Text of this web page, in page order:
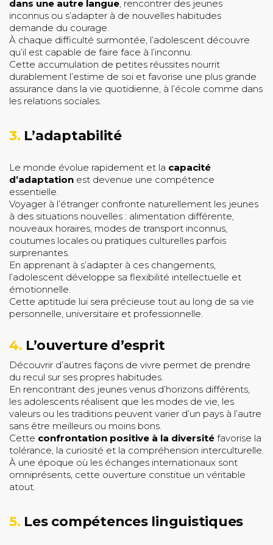
dans une autre langue, rencontrer des jeunes
inconnus ou s’adapter à de nouvelles habitudes
demande du courage.
À chaque difficulté surmontée, l’adolescent découvre
qu’il est capable de faire face à l’inconnu.
Cette accumulation de petites réussites nourrit
durablement l’estime de soi et favorise une plus grande
assurance dans la vie quotidienne, à l’école comme dans
les relations sociales.
3. L’adaptabilité
Le monde évolue rapidement et la capacité
d’adaptation est devenue une compétence
essentielle.
Voyager à l’étranger confronte naturellement les jeunes
à des situations nouvelles : alimentation différente,
nouveaux horaires, modes de transport inconnus,
coutumes locales ou pratiques culturelles parfois
surprenantes.
En apprenant à s’adapter à ces changements,
l’adolescent développe sa flexibilité intellectuelle et
émotionnelle.
Cette aptitude lui sera précieuse tout au long de sa vie
personnelle, universitaire et professionnelle.
4. L’ouverture d’esprit
Découvrir d’autres façons de vivre permet de prendre
du recul sur ses propres habitudes.
En rencontrant des jeunes venus d’horizons différents,
les adolescents réalisent que les modes de vie, les
valeurs ou les traditions peuvent varier d’un pays à l’autre
sans être meilleurs ou moins bons.
Cette confrontation positive à la diversité favorise la
tolérance, la curiosité et la compréhension interculturelle.
À une époque où les échanges internationaux sont
omniprésents, cette ouverture constitue un véritable
atout.
5. Les compétences linguistiques